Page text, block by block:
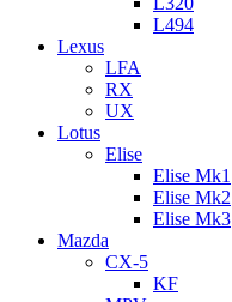
L494
Lexus
LFA
RX
UX
Lotus
Elise
Elise Mk1
Elise Mk2
Elise Mk3
Mazda
CX-5
KF